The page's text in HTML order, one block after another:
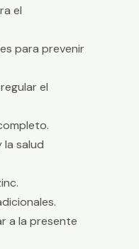
el
para prevenir
el
la salud
a la presente